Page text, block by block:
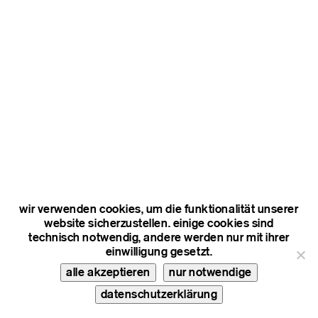
wir verwenden cookies, um die funktionalität unserer
website sicherzustellen. einige cookies sind
technisch notwendig, andere werden nur mit ihrer
einwilligung gesetzt.
alle akzeptieren
nur notwendige
datenschutzerklärung